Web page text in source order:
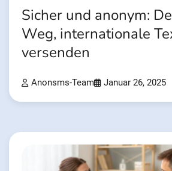
Sicher und anonym:
Weg, internationale
versenden
Anonsms-Team Januar 26, 2025